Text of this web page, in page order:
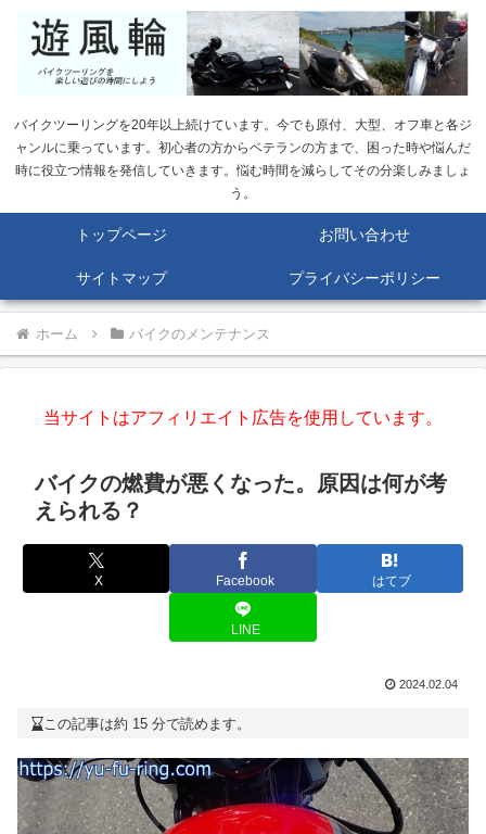
バイクツーリングを20年以上続けています。今でも原付、大型、オフ車と各ジ
ャンルに乗っています。初心者の方からベテランの方まで、困った時や悩んだ
時に役立つ情報を発信していきます。悩む時間を減らしてその分楽しみましょ
う。
トップページ お問い合わせ
サイトマップ プライバシーポリシー
ホーム バイクのメンテナンス
当サイトはアフィリエイト広告を使用しています。
バイクの燃費が悪くなった。原因は何が考
えられる？
X Facebook はてブ
LINE
2024.02.04
この記事は約 15 分で読めます。